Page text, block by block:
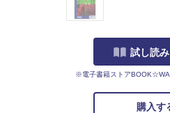
試し読
※電子書籍ストア
購入す